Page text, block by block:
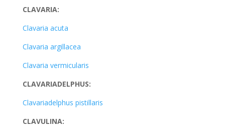
CLAVARIA:
Clavaria acuta
Clavaria argillacea
Clavaria vermicularis
CLAVARIADELPHUS:
Clavariadelphus pistillaris
CLAVULINA: